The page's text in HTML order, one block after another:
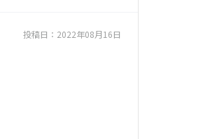
投稿日： 2022年08月16日